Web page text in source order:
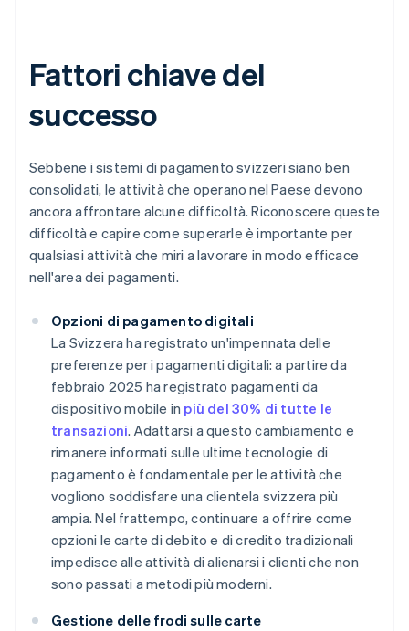
Fattori chiave del
successo
Sebbene i sistemi di pagamento svizzeri siano ben
consolidati, le attività che operano nel Paese devono
ancora affrontare alcune difficoltà. Riconoscere queste
difficoltà e capire come superarle è importante per
qualsiasi attività che miri a lavorare in modo efficace
nell'area dei pagamenti.
Opzioni di pagamento digitali
La Svizzera ha registrato un'impennata delle
preferenze per i pagamenti digitali: a partire da
febbraio 2025 ha registrato pagamenti da
dispositivo mobile in più del 30% di tutte le
transazioni. Adattarsi a questo cambiamento e
rimanere informati sulle ultime tecnologie di
pagamento è fondamentale per le attività che
vogliono soddisfare una clientela svizzera più
ampia. Nel frattempo, continuare a offrire come
opzioni le carte di debito e di credito tradizionali
impedisce alle attività di alienarsi i clienti che non
sono passati a metodi più moderni.
Gestione delle frodi sulle carte